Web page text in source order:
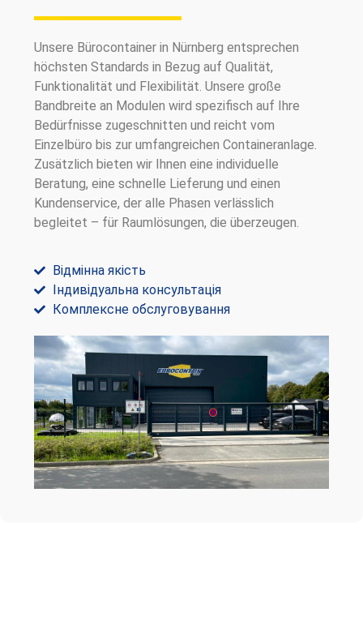
Unsere Bürocontainer in Nürnberg entsprechen
höchsten Standards in Bezug auf Qualität,
Funktionalität und Flexibilität. Unsere große
Bandbreite an Modulen wird spezifisch auf Ihre
Bedürfnisse zugeschnitten und reicht vom
Einzelbüro bis zur umfangreichen Containeranlage.
Zusätzlich bieten wir Ihnen eine individuelle
Beratung, eine schnelle Lieferung und einen
Kundenservice, der alle Phasen verlässlich
begleitet – für Raumlösungen, die überzeugen.
Відмінна якість
Індивідуальна консультація
Комплексне обслуговування